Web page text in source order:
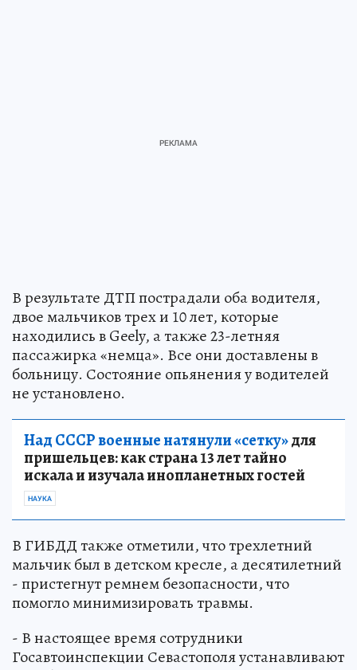
В результате ДТП пострадали оба водителя,
двое мальчиков трех и 10 лет, которые
находились в Geely, а также 23-летняя
пассажирка «немца». Все они доставлены в
больницу. Состояние опьянения у водителей
не установлено.
Над СССР военные натянули «сетку»для
пришельцев: как страна 13 лет тайно
искала и изучала инопланетных гостей
НАУКА
В ГИБДД также отметили, что трехлетний
мальчик был в детском кресле, а десятилетний
- пристегнут ремнем безопасности, что
помогло минимизировать травмы.
- В настоящее время сотрудники
Госавтоинспекции Севастополя устанавливают